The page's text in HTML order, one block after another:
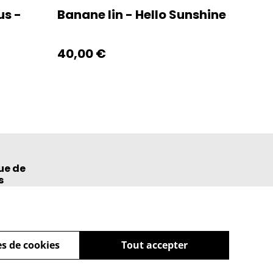
-
Banane lin - Hello Sunshine
40,00 €
de
Tout accepter
de cookies